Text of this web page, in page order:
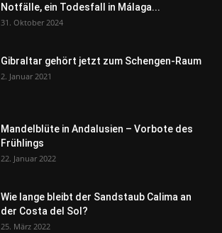
Notfälle, ein Todesfall in Málaga...
31. Oktober 2024
Gibraltar gehört jetzt zum Schengen-Raum
2. Januar 2021
Mandelblüte in Andalusien – Vorbote des
Frühlings
22. Januar 2022
Wie lange bleibt der Sandstaub Calima an
der Costa del Sol?
25. März 2022